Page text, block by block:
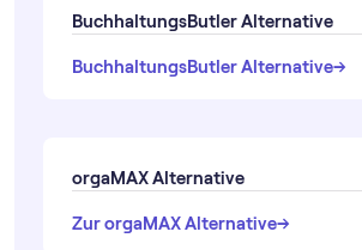
BuchhaltungsButler Alternative
BuchhaltungsButler Alternative→
→
orgaMAX Alternative
Zur orgaMAX Alternative→
→